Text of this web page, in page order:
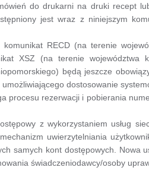
do drukarni na druki recept
jest wraz z niniejszym
RECD (na terenie
XSZ (na terenie województwa
będą jeszcze
dostosowanie
rezerwacji i pobierania
z wykorzystaniem usług
uwierzytelniania
samych kont dostępowych. Nowa
świadczeniodawcy/osoby